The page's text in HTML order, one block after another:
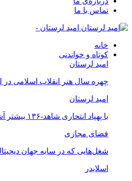
تماس با ما
امید لرستان -
خانه
کوتاه و خواندنی
امید لرستان
چهره سال هنر انقلاب اسلامی
امید لرستان
با پهپاد انتحاری شاهد-۱۳۶ بیشتر آشنا شوید
فضای مجازی
شغل‌‌هایی که در سایه جهان
اسلایدر